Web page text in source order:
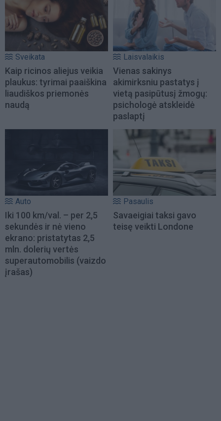
Sveikata
Kaip ricinos aliejus veikia
plaukus: tyrimai paaiškina
liaudiškos priemonės
naudą
Laisvalaikis
Vienas sakinys
akimirksniu pastatys į
vietą pasipūtusį žmogų:
psichologė atskleidė
paslaptį
Auto
Iki 100 km/val. – per 2,5
sekundės ir nė vieno
ekrano: pristatytas 2,5
mln. dolerių vertės
superautomobilis (vaizdo
įrašas)
Pasaulis
Savaeigiai taksi gavo
teisę veikti Londone